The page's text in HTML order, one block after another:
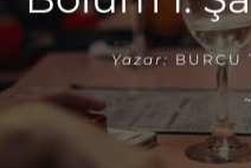
Yazar: BURCU